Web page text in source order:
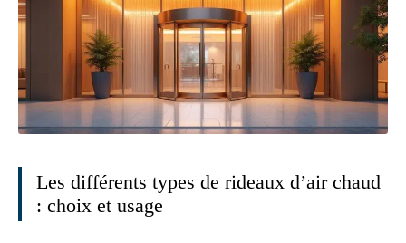
Les différents types de rideaux d’air chaud
: choix et usage